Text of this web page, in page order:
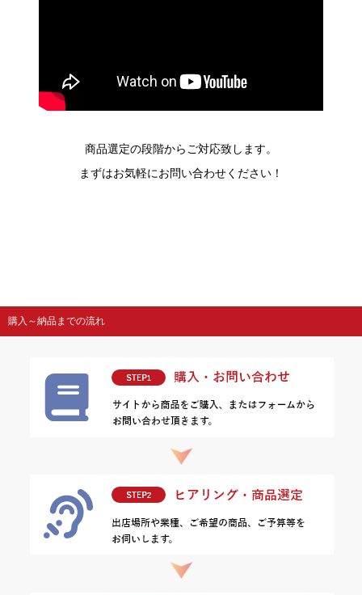
商品選定の段階からご対応致します。
まずはお気軽にお問い合わせください！
購入～納品までの流れ